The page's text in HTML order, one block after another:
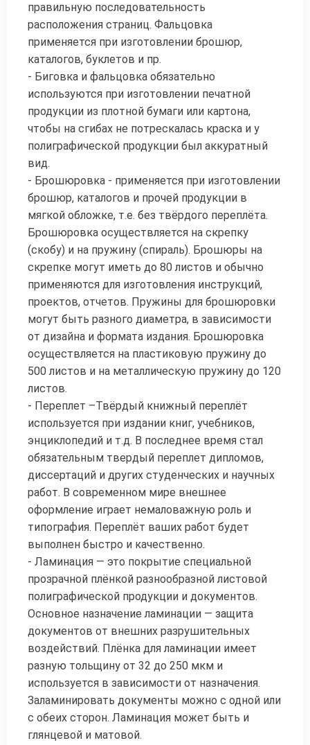
правильную последовательность
расположения страниц. Фальцовка
применяется при изготовлении брошюр,
каталогов, буклетов и пр.
- Биговка и фальцовка обязательно
используются при изготовлении печатной
продукции из плотной бумаги или картона,
чтобы на сгибах не потрескалась краска и у
полиграфической продукции был аккуратный
вид.
- Брошюровка - применяется при изготовлении
брошюр, каталогов и прочей продукции в
мягкой обложке, т.е. без твёрдого переплёта.
Брошюровка осуществляется на скрепку
(скобу) и на пружину (спираль). Брошюры на
скрепке могут иметь до 80 листов и обычно
применяются для изготовления инструкций,
проектов, отчетов. Пружины для брошюровки
могут быть разного диаметра, в зависимости
от дизайна и формата издания. Брошюровка
осуществляется на пластиковую пружину до
500 листов и на металлическую пружину до 120
листов.
- Переплет –Твёрдый книжный переплёт
используется при издании книг, учебников,
энциклопедий и т.д. В последнее время стал
обязательным твердый переплет дипломов,
диссертаций и других студенческих и научных
работ. В современном мире внешнее
оформление играет немаловажную роль и
типография. Переплёт ваших работ будет
выполнен быстро и качественно.
- Ламинация — это покрытие специальной
прозрачной плёнкой разнообразной листовой
полиграфической продукции и документов.
Основное назначение ламинации — защита
документов от внешних разрушительных
воздействий. Плёнка для ламинации имеет
разную тольщину от 32 до 250 мкм и
используется в зависимости от назначения.
Заламинировать документы можно с одной или
с обеих сторон. Ламинация может быть и
глянцевой и матовой.